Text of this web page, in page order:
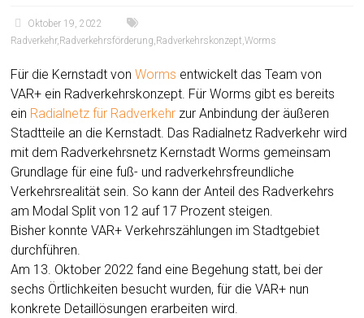
Oktober 19, 2022
Radverkehr, Radverkehrsförderung, Radverkehrskonzept,Worms
Für die Kernstadt vonWorms entwickelt das Team von
VAR+ ein Radverkehrskonzept. Für Worms gibt es bereits
ein Radialnetz für Radverkehr zur Anbindung der äußeren
Stadtteile an die Kernstadt. Das Radialnetz Radverkehr wird
mit dem Radverkehrsnetz Kernstadt Worms gemeinsam
Grundlage für eine fuß- und radverkehrsfreundliche
Verkehrsrealität sein. So kann der Anteil des Radverkehrs
am Modal Split von 12 auf 17 Prozent steigen.
Bisher konnte VAR+ Verkehrszählungen im Stadtgebiet
durchführen.
Am 13. Oktober 2022 fand eine Begehung statt, bei der
sechs Örtlichkeiten besucht wurden, für die VAR+ nun
konkrete Detaillösungen erarbeiten wird.